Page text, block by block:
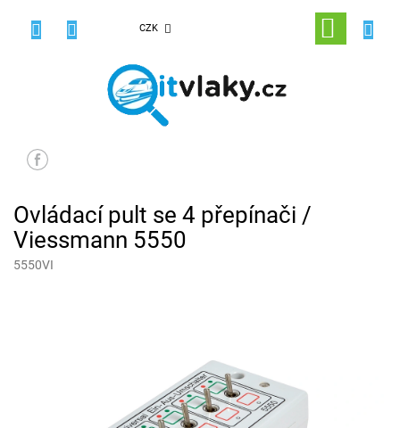
CZK
NÁKUPNÍ
KOŠÍK
Ovládací pult se 4 přepínači /
Viessmann 5550
5550VI